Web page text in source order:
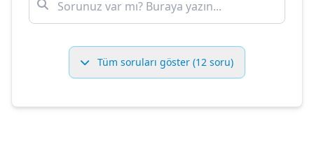
Tüm soruları göster (12 soru)